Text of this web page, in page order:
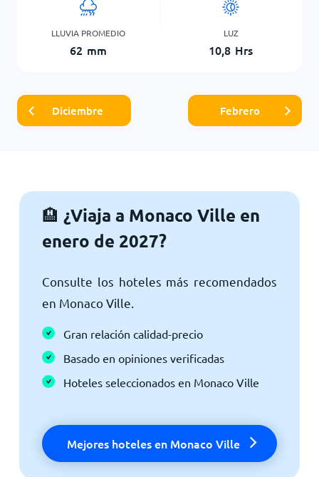
LLUVIA PROMEDIO
62 mm
LUZ
10,8 Hrs
Diciembre Febrero
🏨 ¿Viaja a Monaco Ville en
enero de 2027?
Consulte los hoteles más recomendados
en Monaco Ville.
Gran relación calidad-precio
Basado en opiniones verificadas
Hoteles seleccionados en Monaco Ville
Mejores hoteles en Monaco Ville